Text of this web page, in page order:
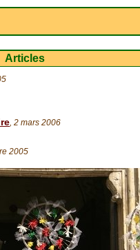
Articles
, 2 mars 2006
2005